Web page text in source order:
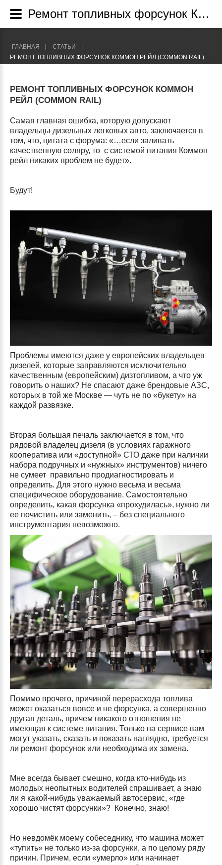
+7(495) 755-89-09
ГЛАВНАЯ
СТАТЬИ
РЕМОНТ ТОПЛИВНЫХ ФОРСУНОК КОММОН РЕЙЛ (COMMON RAIL)
РЕМОНТ ТОПЛИВНЫХ ФОРСУНОК КОММОН
РЕЙЛ (COMMON RAIL)
Самая главная ошибка, которую допускают
владельцы дизельных легковых авто, заключается в
том, что, цитата с форума: «…если заливать
качественную соляру, то с системой питания Коммон
рейл никаких проблем не будет».
Будут!
Проблемы имеются даже у европейских владельцев
дизелей, которые заправляются исключительно
качественным (европейским) дизтопливом, а что уж
говорить о наших? Не спасают даже брендовые АЗС,
которых в той же Москве — чуть не по «букету» на
каждой развязке.
Вторая большая печаль заключается в том, что
рядовой владелец дизеля (в условиях гаражного
кооператива или «доступной» СТО даже при наличии
набора подручных и «нужных» инструментов) ничего
не сумеет правильно продиагностировать и
определить. Для этого нужно весьма и весьма
специфическое оборудование. Самостоятельно
определить, какая форсунка «прохудилась», нужно ли
ее почистить или заменить, – без специального
инструментария невозможно.
Помимо прочего, причиной перерасхода топлива
может оказаться вовсе и не форсунка, а совершенно
другая деталь, причем никакого отношения не
имеющая к системе питания. Только на сервисе вам
могут указать, сказать и показать наглядно, требуется
ли ремонт форсунок или необходима их замена.
Мне всегда бывает смешно, когда кто-нибудь из
молодых неопытных водителей спрашивает, а знаю
ли я какой-нибудь уважаемый автосервис, «где
хорошо чистят форсунки»? Конечно, знаю!
Но невдомёк моему собеседнику, что машина может
«тупить» не только из-за форсунки, а по целому ряду
причин. Причем, если «умерло» или начинает
Ремонт топливных форсунок Коммон рейл (Common rail) -Статьи